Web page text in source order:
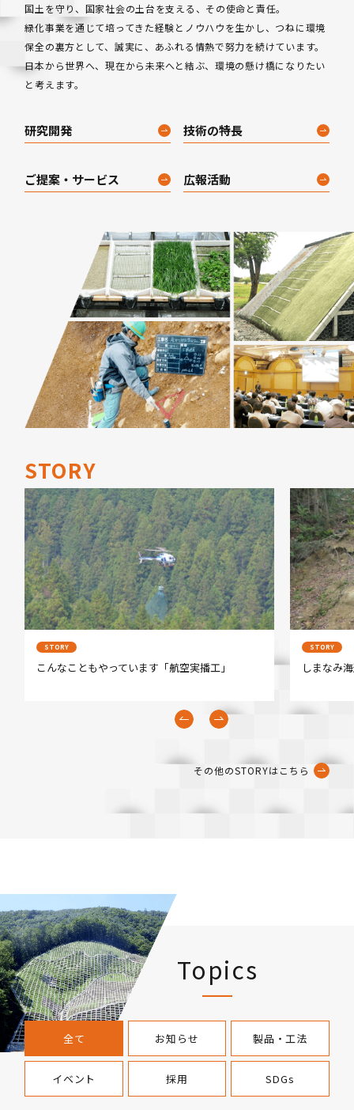
国土を守り、国家社会の土台を支える、その使命と責任。
緑化事業を通じて培ってきた経験とノウハウを生かし、つねに環境
保全の裏方として、誠実に、あふれる情熱で努力を続けています。
日本から世界へ、現在から未来へと結ぶ、環境の懸け橋になりたい
と考えます。
研究開発 技術の特長
ご提案・サービス 広報活動
STORY
Previous
STORY
しまなみ海道の島（伯方島）で、民家を守る
STORY
鉄道の
その他のSTORYはこちら
Topics
全て お知らせ 製品・工法
イベント 採用 SDGs